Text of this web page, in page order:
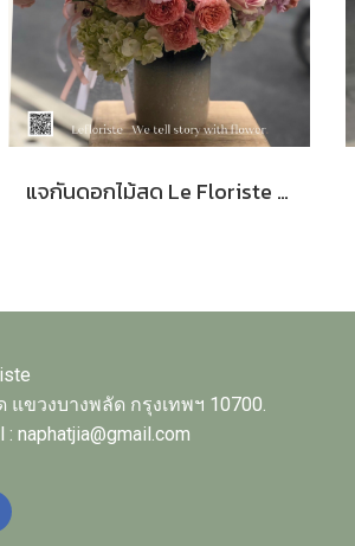
แจกันดอกไม้สด Le Floriste Signature Vases No.43 (พรีเมียม)I Peony Seasanal
ขวงบางพลัด กรุงเทพฯ 10700.
naphatjia@gmail.com